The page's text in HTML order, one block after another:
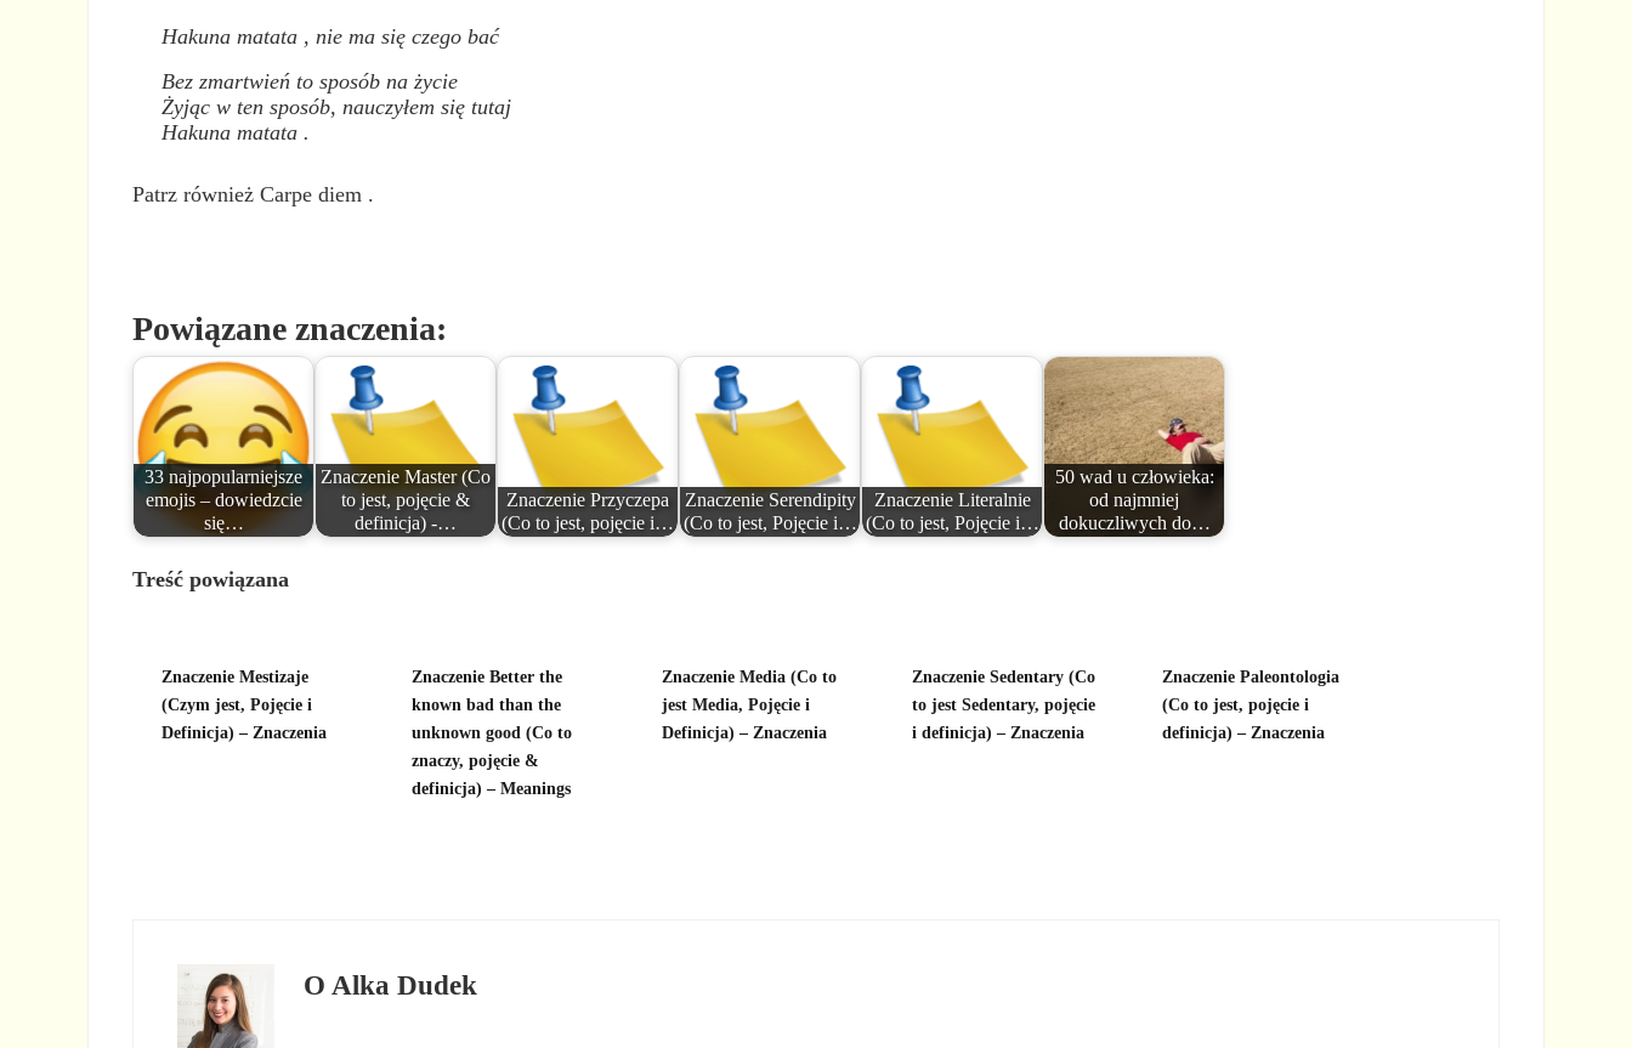
Hakuna matata , nie ma się czego bać
Bez zmartwień to sposób na życie
Żyjąc w ten sposób, nauczyłem się tutaj
Hakuna matata .
Patrz również Carpe diem .
Powiązane znaczenia:
33 najpopularniejsze
emojis – dowiedzcie
się…
Znaczenie Master (Co
to jest, pojęcie &
definicja) -…
Znaczenie Przyczepa
(Co to jest, pojęcie i…
Znaczenie Serendipity
(Co to jest, Pojęcie i…
Znaczenie Literalnie
(Co to jest, Pojęcie i…
50 wad u człowieka:
od najmniej
dokuczliwych do…
Treść powiązana
Znaczenie Mestizaje
(Czym jest, Pojęcie i
Definicja) – Znaczenia
Znaczenie Better the
known bad than the
unknown good (Co to
znaczy, pojęcie &
definicja) – Meanings
Znaczenie Media (Co to
jest Media, Pojęcie i
Definicja) – Znaczenia
Znaczenie Sedentary (Co
to jest Sedentary, pojęcie
i definicja) – Znaczenia
Znaczenie Paleontologia
(Co to jest, pojęcie i
definicja) – Znaczenia
O Alka Dudek